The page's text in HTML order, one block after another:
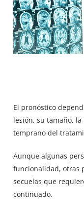
El pronóstico
lesión, su tamaño,
temprano del
Aunque algunas
funcionalidad, otras
secuelas que
continuado.